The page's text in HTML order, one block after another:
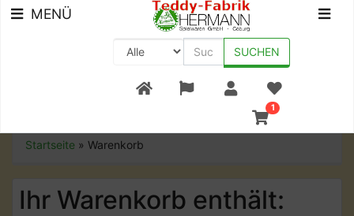
+49 (0) 9561-8590-0
MENÜ
SUCHEN
1
Startseite » Warenkorb
Ihr Warenkorb enthält: